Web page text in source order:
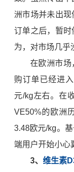
洲市场并未出
订单之后，暂
为，对市场几乎
在欧洲市场
购订单已经进
元/kg左右。在
VE50%的欧洲
3.48欧元/kg。
端用户开始小心
3、 维生素